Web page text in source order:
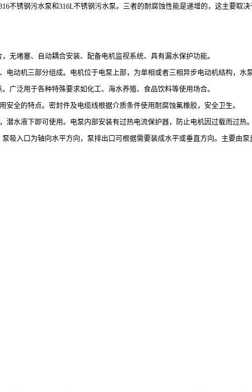
不锈钢污水泵和316L不锈钢污水泵。三者的耐腐蚀性能是递增的，这主要取决
无堵塞、自动耦合安装、配备电机监视系统、具有漏水保护功能。
电动机三部分组成。电机位于电泵上部，为单相或者三相异步电动机结构，
广泛用于各种特殊要求如化工、海水养殖、食品饮料等使用场合。
安全的特点。密封件及电缆线根据介质条件使用耐腐蚀氟橡胶，安全卫生。
水液下即可使用。电泵内部安装有过热电流保护器，防止电机因过载而过热。
吸入口为轴向水平方向，泵排出口可根据需要装成水平或垂直方向。主要